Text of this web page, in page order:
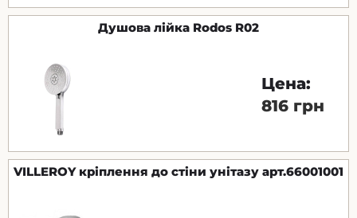
Душова лійка Rodos R02
Цена:
816 грн
VILLEROY кріплення до стіни унітазу арт.66001001